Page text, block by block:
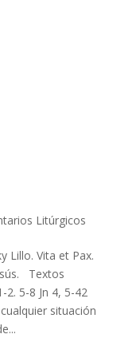
Litúrgicos
Lillo. Vita et Pax.
Textos
2. 5-8 Jn 4, 5-42
situación